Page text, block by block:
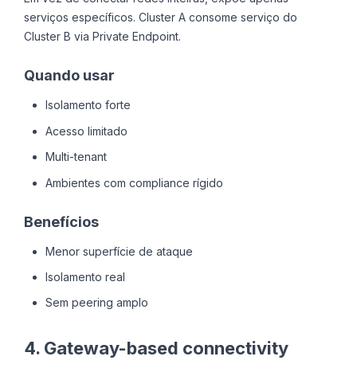
serviços específicos. Cluster A consome serviço do
Cluster B via Private Endpoint.
Quando usar
Isolamento forte
Acesso limitado
Multi-tenant
Ambientes com compliance rígido
Benefícios
Menor superfície de ataque
Isolamento real
Sem peering amplo
4. Gateway-based connectivity